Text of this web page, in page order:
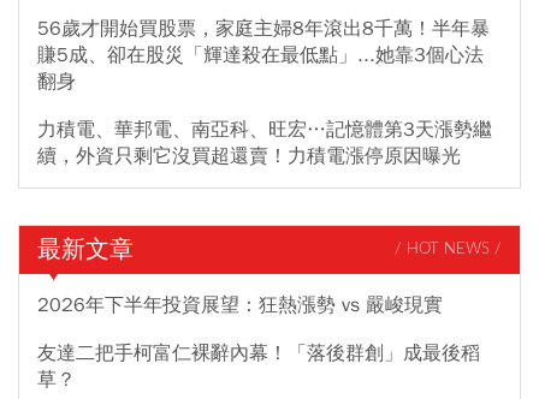
56歲才開始買股票，家庭主婦8年滾出8千萬！半年暴
賺5成、卻在股災「輝達殺在最低點」...她靠3個心法
翻身
力積電、華邦電、南亞科、旺宏…記憶體第3天漲勢繼
續，外資只剩它沒買超還賣！力積電漲停原因曝光
最新文章 / HOT NEWS /
2026年下半年投資展望：狂熱漲勢 vs 嚴峻現實
友達二把手柯富仁裸辭內幕！「落後群創」成最後稻
草？